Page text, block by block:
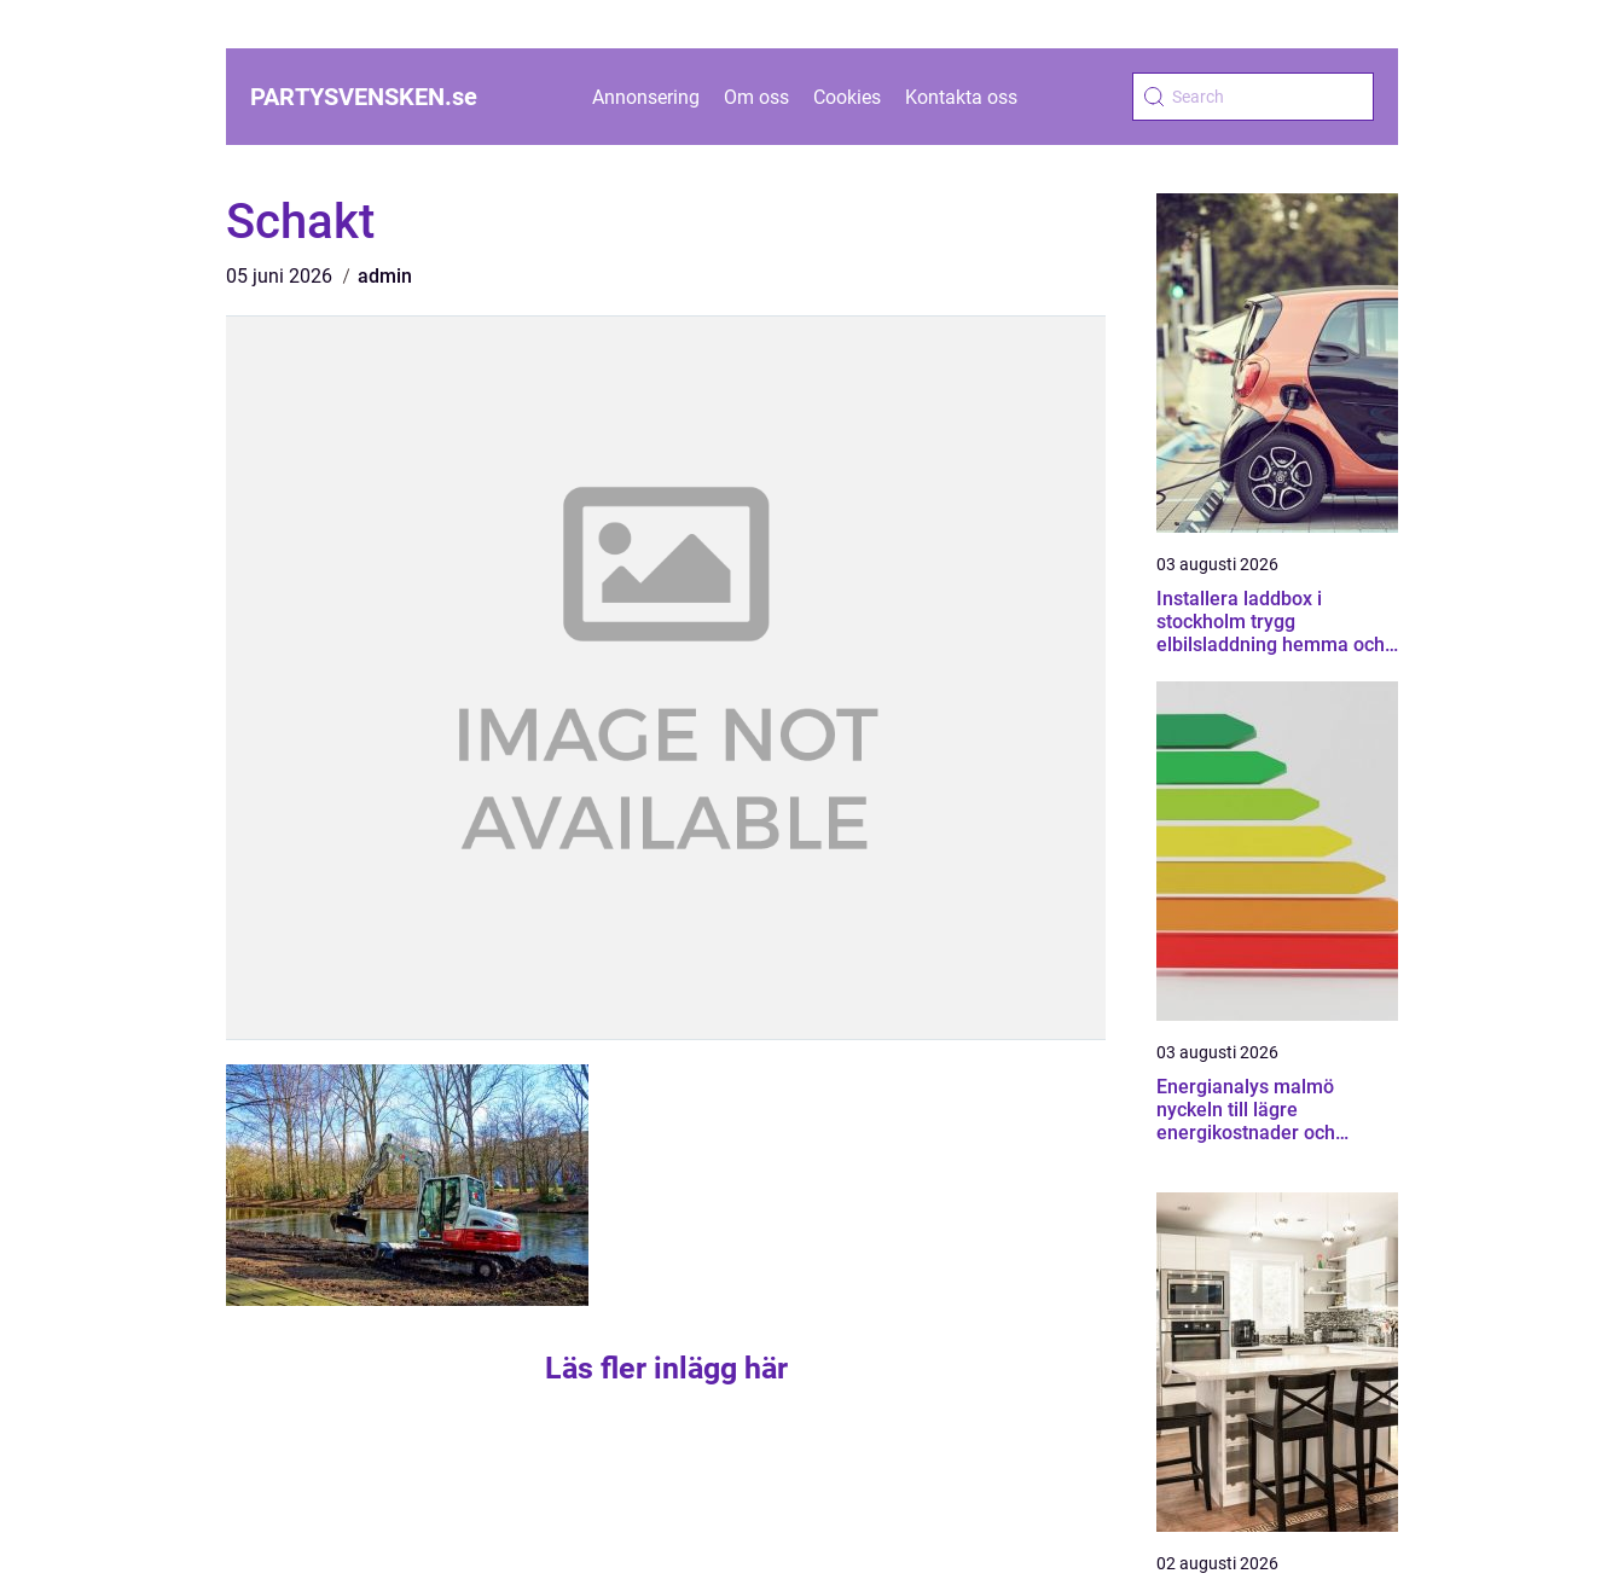
PARTYSVENSKEN.se Annonsering Om oss Cookies Kontakta oss
Schakt
05 juni 2026 admin
Läs fler inlägg här
03 augusti 2026
Installera laddbox i
stockholm trygg
elbilsladdning hemma och
03 augusti 2026
Energianalys malmö
nyckeln till lägre
energikostnader och
02 augusti 2026